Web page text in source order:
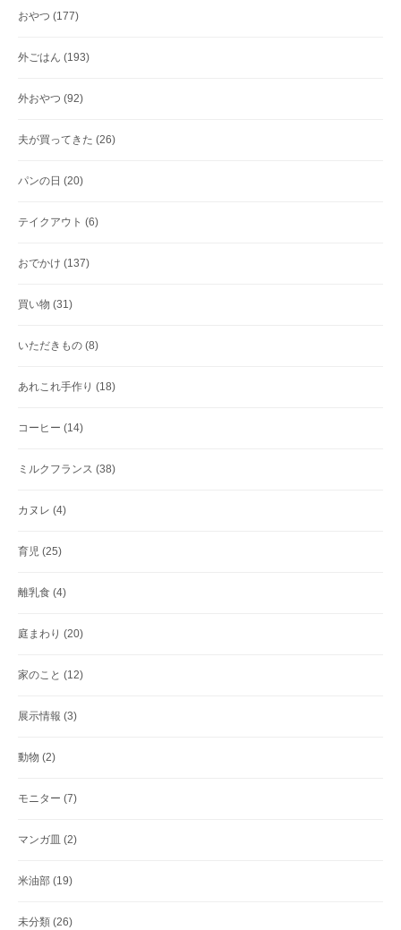
おやつ (177)
外ごはん (193)
外おやつ (92)
夫が買ってきた (26)
パンの日 (20)
テイクアウト (6)
おでかけ (137)
買い物 (31)
いただきもの (8)
あれこれ手作り (18)
コーヒー (14)
ミルクフランス (38)
カヌレ (4)
育児 (25)
離乳食 (4)
庭まわり (20)
家のこと (12)
展示情報 (3)
動物 (2)
モニター (7)
マンガ皿 (2)
米油部 (19)
未分類 (26)